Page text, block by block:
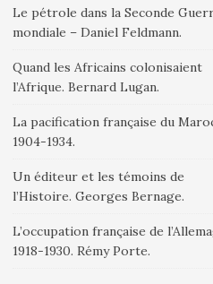
Le pétrole dans la Seconde
mondiale – Daniel Feldmann.
Quand les Africains colonisaient
l’Afrique. Bernard Lugan.
La pacification française du
1904-1934.
Un éditeur et les témoins de
l’Histoire. Georges Bernage.
L’occupation française de
1918-1930. Rémy Porte.